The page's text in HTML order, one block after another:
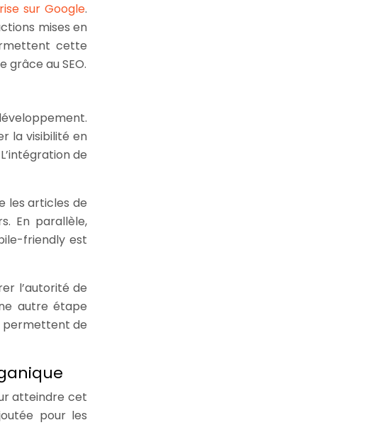
sur Google.
mises en
cette
au SEO.
la visibilité en
de
les articles de
En parallèle,
friendly est
l’autorité de
autre étape
permettent de
atteindre cet
pour les